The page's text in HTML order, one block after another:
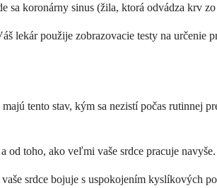
sa koronárny sinus (žila, ktorá odvádza krv
lekár použije zobrazovacie testy na určenie
tento stav, kým sa nezistí počas rutinnej
toho, ako veľmi vaše srdce pracuje
srdce bojuje s uspokojením kyslíkových